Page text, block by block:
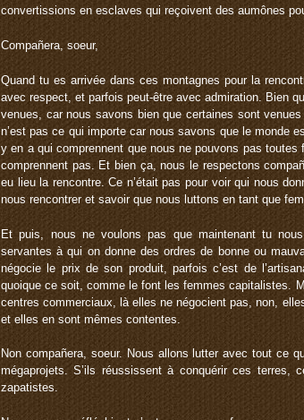
convertissions en esclaves qui reçoivent des aumônes
Compañera, soeur,
Quand tu es arrivée dans ces montagnes pour la
avec respect, et parfois peut-être avec admiration. Bien
venues, car nous savons bien que certaines sont
n’est pas ce qui importe car nous savons que le monde
y en a qui comprennent que nous ne pouvons pas
comprennent pas. Et bien ça, nous le respectons
eu lieu la rencontre. Ce n’était pas pour voir qui nous
nous rencontrer et savoir que nous luttons en tant que
Et puis, nous ne voulons pas que maintenant tu
servantes à qui on donne des ordres de bonne ou
négocie le prix de son produit, parfois c’est de
quoique ce soit, comme le font les femmes capitalistes.
centres commerciaux, là elles ne négocient pas, non,
et elles en sont mêmes contentes.
Non compañera, soeur. Nous allons lutter avec tout ce
mégaprojets. S’ils réussissent à conquérir ces
zapatistes.